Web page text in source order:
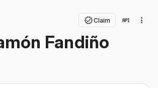
Claim
Fandiño